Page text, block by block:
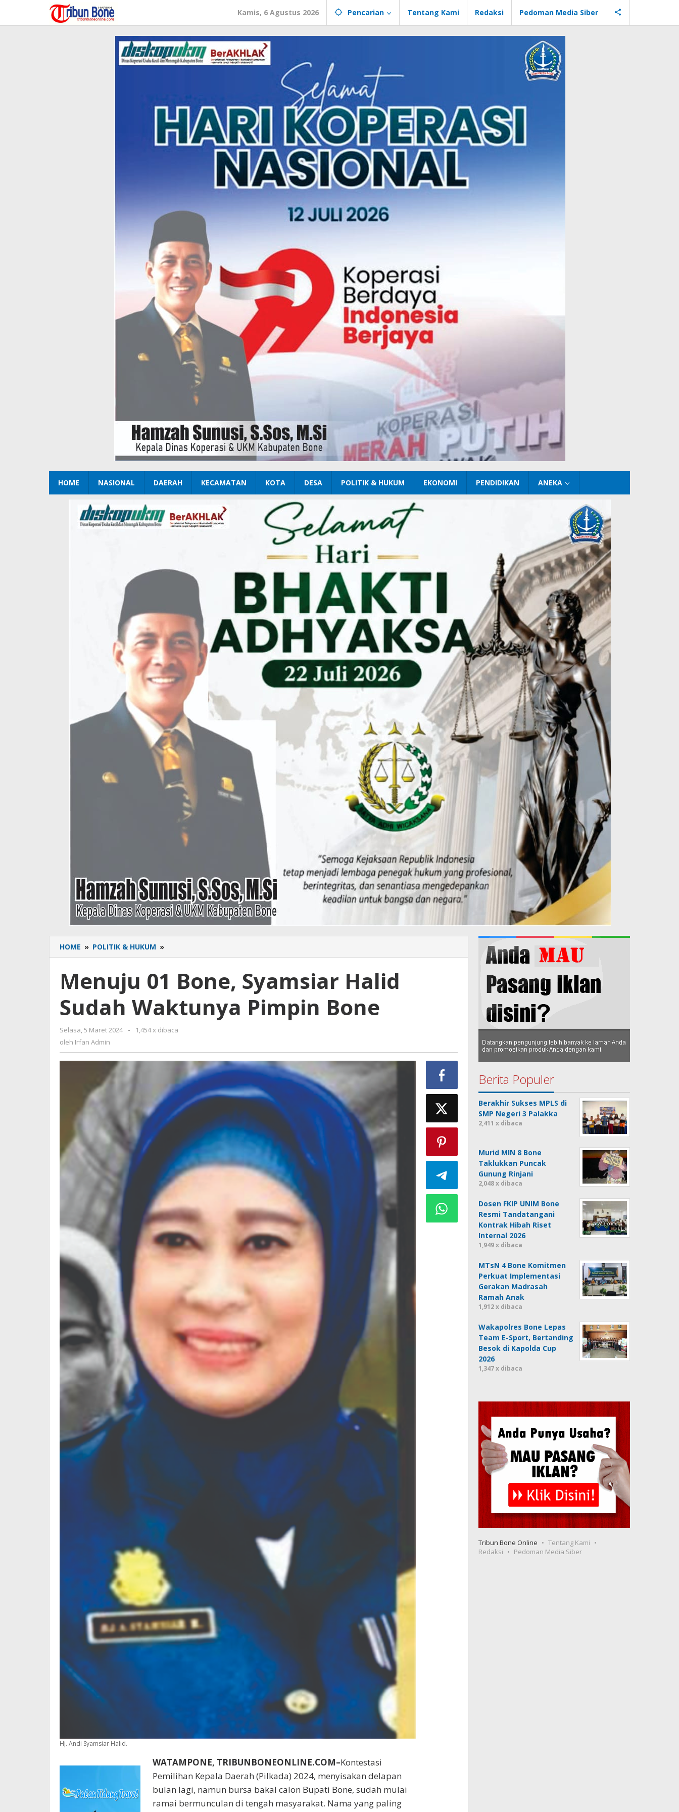
konten
Kamis, 6 Agustus 2026 Pencarian Tentang Kami Redaksi Pedoman Media Siber
HOME NASIONAL DAERAH KECAMATAN KOTA DESA POLITIK & HUKUM EKONOMI PENDIDIKAN ANEKA
HOME » POLITIK & HUKUM »
01
Syamsiar
Halid
Sudah
Waktunya
Bone
Menuju 01 Bone, Syamsiar Halid
Sudah Waktunya Pimpin Bone
Selasa, 5 Maret 2024
oleh
-
1,454 x dibaca
oleh Irfan Admin
Hj. Andi Syamsiar Halid.
WATAMPONE, TRIBUNBONEONLINE.COM–Kontestasi
Pemilihan Kepala Daerah (Pilkada) 2024, menyisakan delapan
bulan lagi, namun bursa bakal calon Bupati Bone, sudah mulai
ramai bermunculan di tengah masyarakat. Nama yang paling
Berita Populer
Berakhir Sukses MPLS di
SMP Negeri 3 Palakka
2,411 x dibaca
Murid MIN 8 Bone
Taklukkan Puncak
Gunung Rinjani
2,048 x dibaca
Dosen FKIP UNIM Bone
Resmi Tandatangani
Kontrak Hibah Riset
Internal 2026
1,949 x dibaca
MTsN 4 Bone Komitmen
Perkuat Implementasi
Gerakan Madrasah
Ramah Anak
1,912 x dibaca
Wakapolres Bone Lepas
Team E-Sport, Bertanding
Besok di Kapolda Cup
2026
1,347 x dibaca
Tribun Bone Online
Tentang Kami
Redaksi
Pedoman Media Siber